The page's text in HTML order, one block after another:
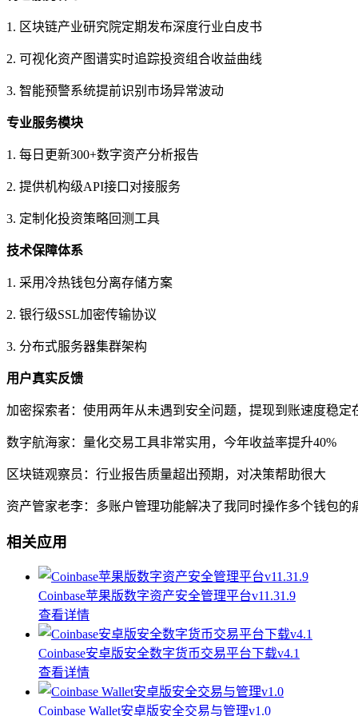
1. 区块链产业研究院定期发布深度行业白皮书
2. 可视化资产图谱实时追踪投资组合收益曲线
3. 智能预警系统提前识别市场异常波动
专业服务模块
1. 每日更新300+数字资产分析报告
2. 提供机构级API接口对接服务
3. 定制化投资策略回测工具
技术保障体系
1. 采用冷热钱包分离存储方案
2. 银行级SSL加密传输协议
3. 分布式服务器集群架构
用户真实反馈
加密探索者：使用两年从未遇到安全问题，提现到账速度稳定
数字航海家：量化交易工具非常实用，今年收益率提升40%
区块链观察员：行业报告质量超出预期，对决策帮助很大
资产管家老李：多账户管理功能解决了我同时操作多个钱包的
相关应用
Coinbase苹果版数字资产安全管理平台v11.31.9
查看详情
Coinbase安卓版安全数字货币交易平台下载v4.1
查看详情
Coinbase Wallet安卓版安全交易与管理v1.0